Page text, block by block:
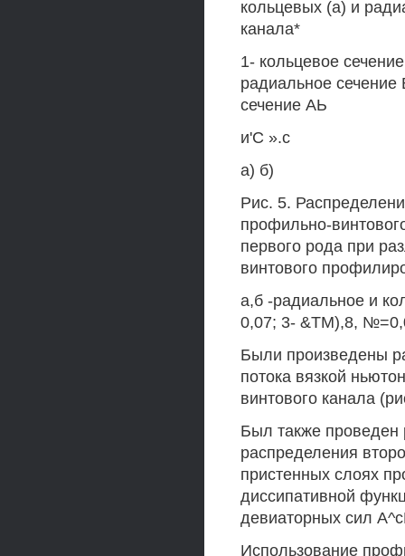
кольцевых (а) и
канала*
1- кольцевое
радиальное
сечение АЬ
и'С ».с
а) б)
Рис. 5.
профильно-
первого рода при
винтового
а,б -радиальное и
0,07; 3- &ТМ),8,
Были произведены
потока вязкой
винтового канала
Был также проведен
распределения
пристенных слоях
диссипативной
девиаторных сил
Использование